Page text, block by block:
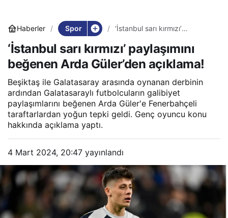
Haberler Spor
‘İstanbul sarı kırmızı’
Güler’den açıklama!
‘İstanbul sarı kırmızı’ paylaşımını
beğenen Arda Güler’den açıklama!
Beşiktaş ile Galatasaray arasında oynanan derbinin
ardından Galatasaraylı futbolcuların galibiyet
paylaşımlarını beğenen Arda Güler'e Fenerbahçeli
taraftarlardan yoğun tepki geldi. Genç oyuncu konu
hakkında açıklama yaptı.
4 Mart 2024, 20:47 yayınlandı